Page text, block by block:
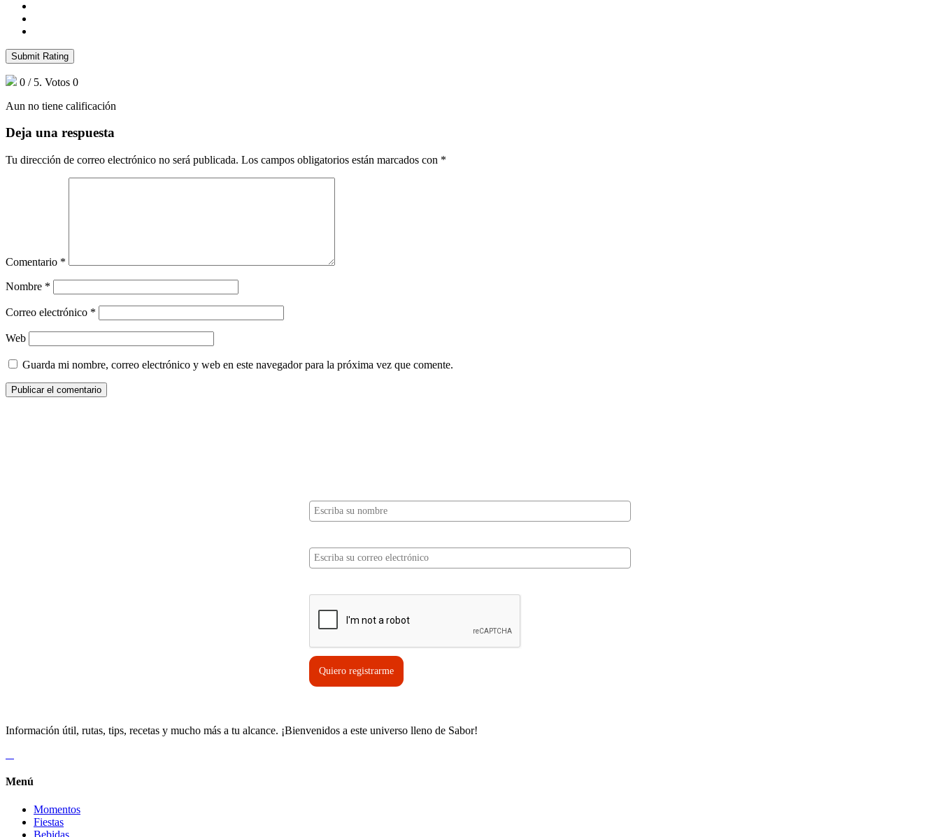
Submit Rating
0 / 5. Votos 0
Aun no tiene calificación
Deja una respuesta
Tu dirección de correo electrónico no será publicada. Los campos obligatorios están marcados con *
Comentario *
Nombre *
Correo electrónico *
Web
Guarda mi nombre, correo electrónico y web en este navegador para la próxima vez que comente.
Quiero registrarme
Información útil, rutas, tips, recetas y mucho más a tu alcance. ¡Bienvenidos a este universo lleno de Sabor!
Menú
Momentos
Fiestas
Bebidas